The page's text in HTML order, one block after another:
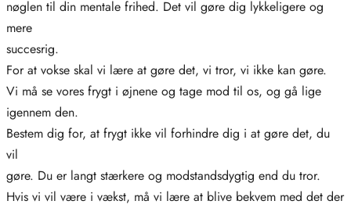
nøglen til din mentale frihed. Det vil gøre dig lykkeligere og
mere
succesrig.
For at vokse skal vi lære at gøre det, vi tror, vi ikke kan gøre.
Vi må se vores frygt i øjnene og tage mod til os, og gå lige
igennem den.
Bestem dig for, at frygt ikke vil forhindre dig i at gøre det, du
vil
gøre. Du er langt stærkere og modstandsdygtig end du tror.
Hvis vi vil være i vækst, må vi lære at blive bekvem med det der